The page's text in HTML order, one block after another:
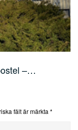
–…
fält är märkta *